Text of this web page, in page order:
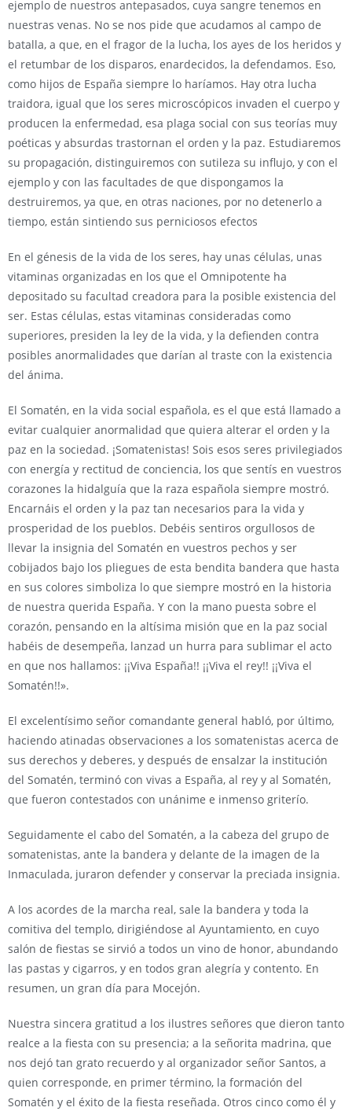
ejemplo de nuestros antepasados, cuya sangre tenemos en
nuestras venas. No se nos pide que acudamos al campo de
batalla, a que, en el fragor de la lucha, los ayes de los heridos y
el retumbar de los disparos, enardecidos, la defendamos. Eso,
como hijos de España siempre lo haríamos. Hay otra lucha
traidora, igual que los seres microscópicos invaden el cuerpo y
producen la enfermedad, esa plaga social con sus teorías muy
poéticas y absurdas trastornan el orden y la paz. Estudiaremos
su propagación, distinguiremos con sutileza su influjo, y con el
ejemplo y con las facultades de que dispongamos la
destruiremos, ya que, en otras naciones, por no detenerlo a
tiempo, están sintiendo sus perniciosos efectos
En el génesis de la vida de los seres, hay unas células, unas
vitaminas organizadas en los que el Omnipotente ha
depositado su facultad creadora para la posible existencia del
ser. Estas células, estas vitaminas consideradas como
superiores, presiden la ley de la vida, y la defienden contra
posibles anormalidades que darían al traste con la existencia
del ánima.
El Somatén, en la vida social española, es el que está llamado a
evitar cualquier anormalidad que quiera alterar el orden y la
paz en la sociedad. ¡Somatenistas! Sois esos seres privilegiados
con energía y rectitud de conciencia, los que sentís en vuestros
corazones la hidalguía que la raza española siempre mostró.
Encarnáis el orden y la paz tan necesarios para la vida y
prosperidad de los pueblos. Debéis sentiros orgullosos de
llevar la insignia del Somatén en vuestros pechos y ser
cobijados bajo los pliegues de esta bendita bandera que hasta
en sus colores simboliza lo que siempre mostró en la historia
de nuestra querida España. Y con la mano puesta sobre el
corazón, pensando en la altísima misión que en la paz social
habéis de desempeña, lanzad un hurra para sublimar el acto
en que nos hallamos: ¡¡Viva España!! ¡¡Viva el rey!! ¡¡Viva el
Somatén!!».
El excelentísimo señor comandante general habló, por último,
haciendo atinadas observaciones a los somatenistas acerca de
sus derechos y deberes, y después de ensalzar la institución
del Somatén, terminó con vivas a España, al rey y al Somatén,
que fueron contestados con unánime e inmenso griterío.
Seguidamente el cabo del Somatén, a la cabeza del grupo de
somatenistas, ante la bandera y delante de la imagen de la
Inmaculada, juraron defender y conservar la preciada insignia.
A los acordes de la marcha real, sale la bandera y toda la
comitiva del templo, dirigiéndose al Ayuntamiento, en cuyo
salón de fiestas se sirvió a todos un vino de honor, abundando
las pastas y cigarros, y en todos gran alegría y contento. En
resumen, un gran día para Mocejón.
Nuestra sincera gratitud a los ilustres señores que dieron tanto
realce a la fiesta con su presencia; a la señorita madrina, que
nos dejó tan grato recuerdo y al organizador señor Santos, a
quien corresponde, en primer término, la formación del
Somatén y el éxito de la fiesta reseñada. Otros cinco como él y